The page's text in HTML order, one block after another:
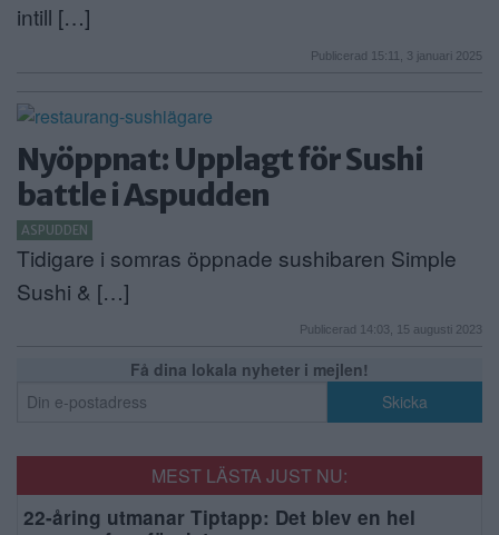
intill […]
Publicerad 15:11, 3 januari 2025
Nyöppnat: Upplagt för Sushi
battle i Aspudden
ASPUDDEN
Tidigare i somras öppnade sushibaren Simple
Sushi & […]
Publicerad 14:03, 15 augusti 2023
Få dina lokala nyheter i mejlen!
MEST LÄSTA JUST NU:
22-åring utmanar Tiptapp: Det blev en hel